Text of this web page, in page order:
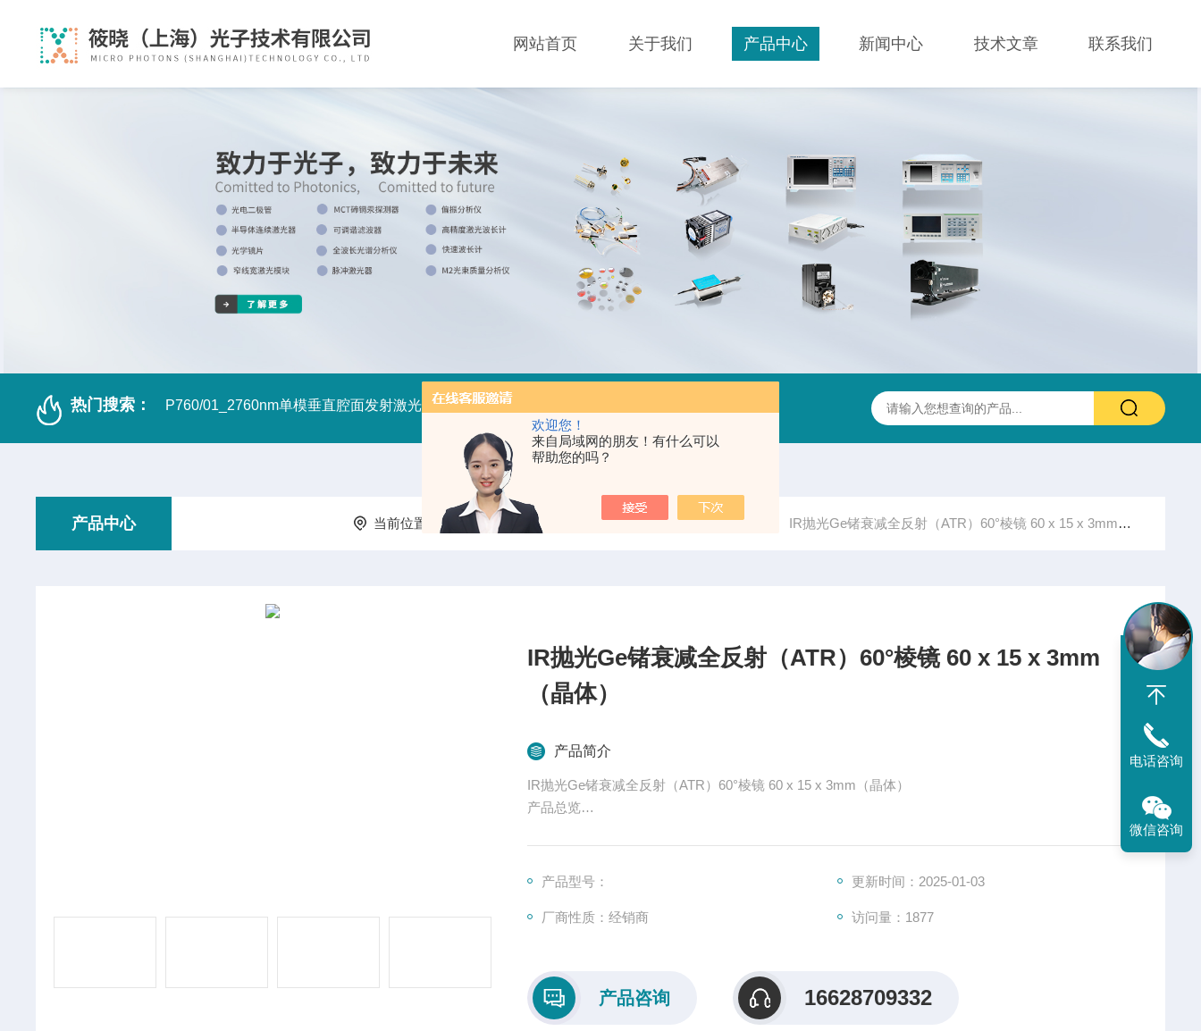
欢迎您！
来自局域网的朋友！有什么可以
帮助您的吗？
网站首页 关于我们 产品中心 新闻中心 技术文章 联系我们
热门搜索： P760/01_2760nm单模垂直腔面发射激光器 RFLDM-RF射频激光二极管驱动（控制/电源） IR抛光硫化锌(ZnS)多光谱(透明)窗片 0.37-13.5um 25.4X3.0mm（
产品中心 当前位置： 首页 产品中心 光学无源器件 晶体/棱镜/窗片 IR抛光Ge锗衰减全反射（ATR）60°棱镜 60 x 15 x 3mm（晶体）
IR抛光Ge锗衰减全反射（ATR）60°棱镜 60 x 15 x 3mm
（晶体）
产品简介
IR抛光Ge锗衰减全反射（ATR）60°棱镜 60 x 15 x 3mm（晶体）
产品总览
下产生有效的自然的50％分束器。 锗也广泛作用于生产光学滤波器的衬底。 锗覆盖整个8-14um热能
带，并用于热成像的透镜系统中。
产品型号： 更新时间：2025-01-03
厂商性质：经销商 访问量：1877
产品咨询 16628709332
电话咨询
微信咨询